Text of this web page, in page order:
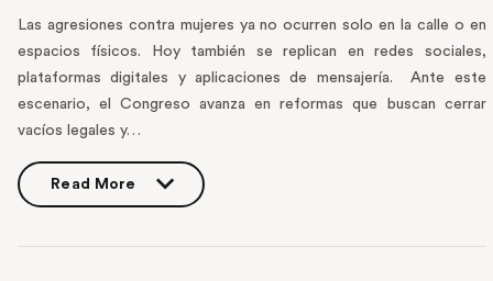
Las agresiones contra mujeres ya no ocurren solo en la calle o en
espacios físicos. Hoy también se replican en redes sociales,
plataformas digitales y aplicaciones de mensajería. Ante este
escenario, el Congreso avanza en reformas que buscan cerrar
vacíos legales y…
Read More